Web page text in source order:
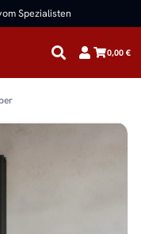
Spezialisten
0,00 €